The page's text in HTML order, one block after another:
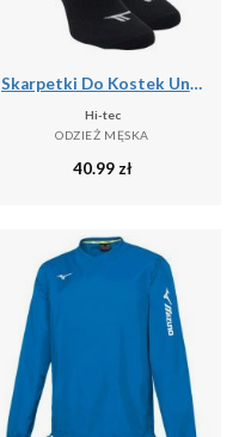
Skarpetki Do Kostek Unisex Dla Dorosłych Chire
Hi-tec
ODZIEŻ MĘSKA
40.99zł